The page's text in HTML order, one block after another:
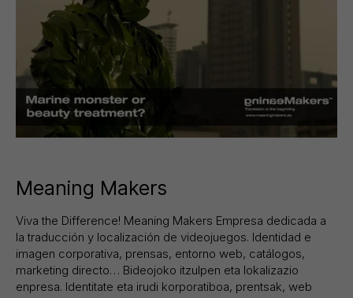
Meaning Makers
Viva the Difference! Meaning Makers Empresa dedicada a
la traducción y localización de videojuegos. Identidad e
imagen corporativa, prensas, entorno web, catálogos,
marketing directo… Bideojoko itzulpen eta lokalizazio
enpresa. Identitate eta irudi korporatiboa, prentsak, web